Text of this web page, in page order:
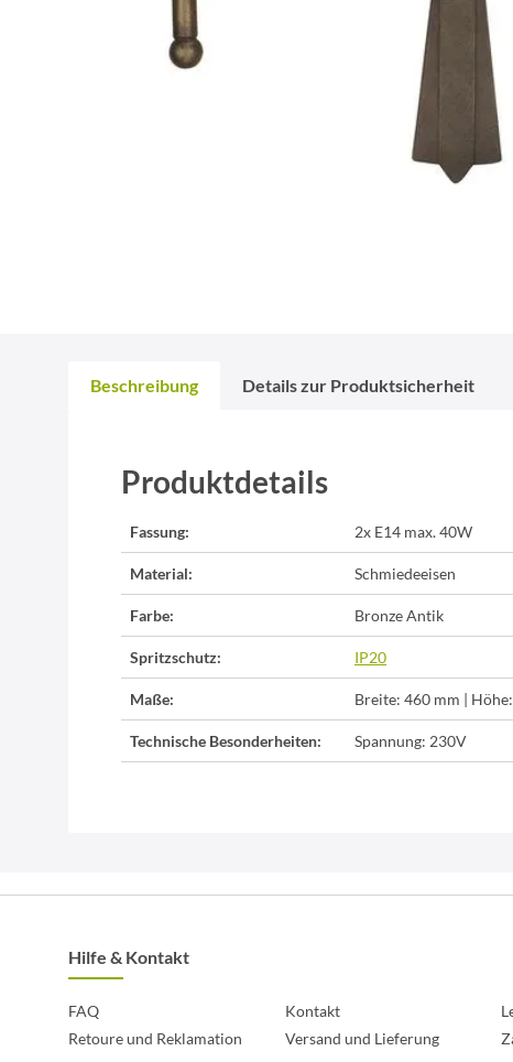
Beschreibung Details zur Produktsicherheit
Produktdetails
Fassung: 2x E14 max. 40W
Material: Schmiedeeisen
Farbe: Bronze Antik
Spritzschutz: IP20
Maße: Breite: 460 mm |
Technische Besonderheiten: Spannung: 230V
Hilfe & Kontakt
FAQ Kontakt
Retoure und Reklamation
Versand und Lieferung